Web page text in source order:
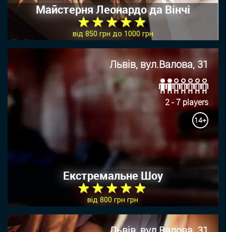
Майстерня Леонардо да Вінчі
★ ★ ★ ★ ★
від 850 грн до 1000 грн
Львів, вул.Валова, 31
2 - 7 players
14+
Екстремальне Шоу
★ ★ ★ ★ ★
від 800 грн грн